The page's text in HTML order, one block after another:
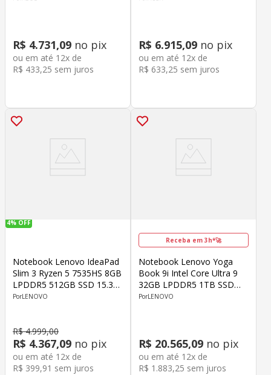
R$ 4.731,09 no pix
ou em até 12x de
R$ 433,25 sem juros
R$ 6.915,09 no pix
ou em até 12x de
R$ 633,25 sem juros
4% OFF
Notebook Lenovo IdeaPad
Slim 3 Ryzen 5 7535HS 8GB
LPDDR5 512GB SSD 15.3"
Windows 11 Home Cinza
LENOVO
R$ 4.999,00
R$ 4.367,09 no pix
ou em até 12x de
R$ 399,91 sem juros
Receba em 3h*🚀
Notebook Lenovo Yoga
Book 9i Intel Core Ultra 9
32GB LPDDR5 1TB SSD
14" OLED Windows 11
LENOVO
R$ 20.565,09 no pix
ou em até 12x de
R$ 1 .883,25 sem juros